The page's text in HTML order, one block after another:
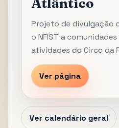
Projeto de divulgação
o NFIST a
atividades do Circo da
Ver página
Ver calendário geral